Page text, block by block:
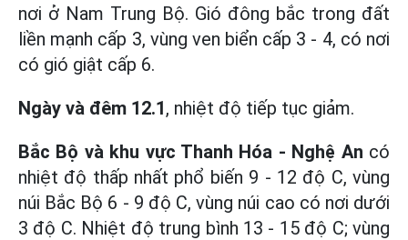
nơi ở Nam Trung Bộ. Gió đông bắc trong đất
liền mạnh cấp 3, vùng ven biển cấp 3 - 4, có nơi
có gió giật cấp 6.
Ngày và đêm 12.1, nhiệt độ tiếp tục giảm.
Bắc Bộ và khu vực Thanh Hóa - Nghệ An có
nhiệt độ thấp nhất phổ biến 9 - 12 độ C, vùng
núi Bắc Bộ 6 - 9 độ C, vùng núi cao có nơi dưới
3 độ C. Nhiệt độ trung bình 13 - 15 độ C; vùng